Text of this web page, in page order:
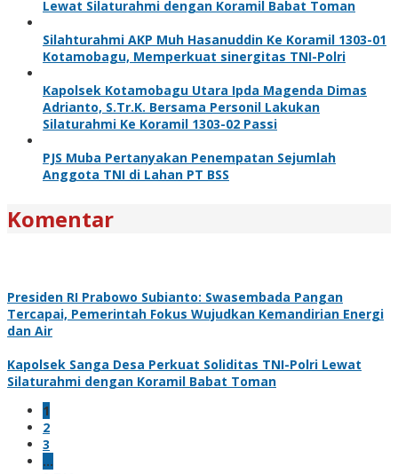
Lewat Silaturahmi dengan Koramil Babat Toman
Silahturahmi AKP Muh Hasanuddin Ke Koramil 1303-01
Kotamobagu, Memperkuat sinergitas TNI-Polri
Kapolsek Kotamobagu Utara Ipda Magenda Dimas
Adrianto, S.Tr.K. Bersama Personil Lakukan
Silaturahmi Ke Koramil 1303-02 Passi
PJS Muba Pertanyakan Penempatan Sejumlah
Anggota TNI di Lahan PT BSS
Komentar
Presiden RI Prabowo Subianto: Swasembada Pangan
Tercapai, Pemerintah Fokus Wujudkan Kemandirian Energi
dan Air
Kapolsek Sanga Desa Perkuat Soliditas TNI-Polri Lewat
Silaturahmi dengan Koramil Babat Toman
1
2
3
…